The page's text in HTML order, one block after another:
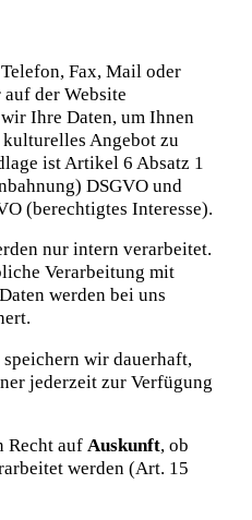
Fax, Mail oder
der Website
Ihre Daten, um Ihnen
Angebot zu
ist Artikel 6 Absatz 1
DSGVO und
(berechtigtes Interesse).
nur intern verarbeitet.
Verarbeitung mit
werden bei uns
wir dauerhaft,
jederzeit zur Verfügung
Recht auf Auskunft, ob
werden (Art. 15